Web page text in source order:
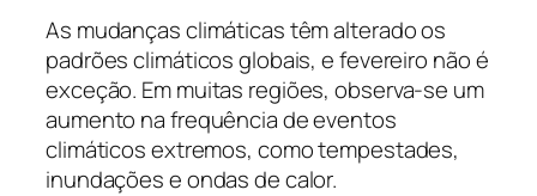
As mudanças climáticas têm alterado os
padrões climáticos globais, e fevereiro não é
exceção. Em muitas regiões, observa-se um
aumento na frequência de eventos
climáticos extremos, como tempestades,
inundações e ondas de calor.